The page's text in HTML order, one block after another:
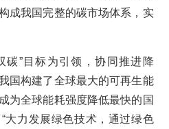
成我国完整的碳市场体系，实
碳”目标为引领，协同推进降
国构建了全球最大的可再生能
为全球能耗强度降低最快的国
大力发展绿色技术，通过绿色